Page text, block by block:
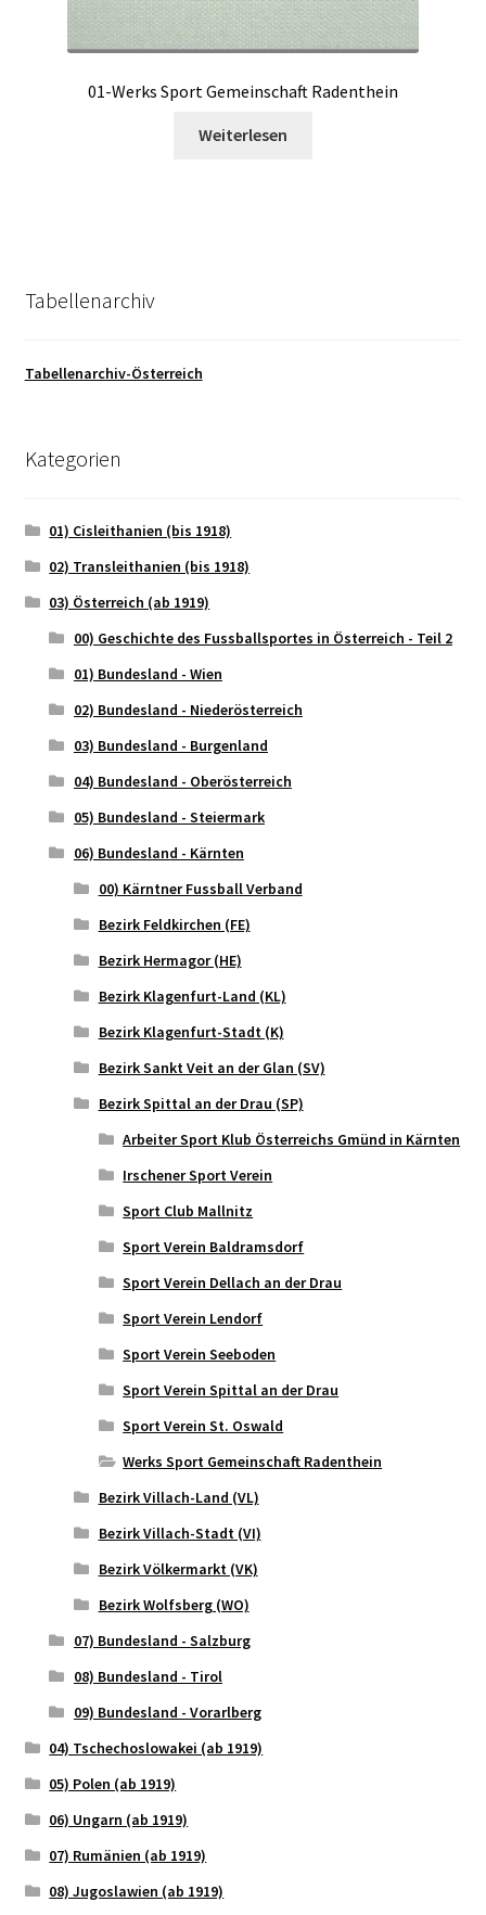
01-Werks Sport Gemeinschaft Radenthein
Weiterlesen
Tabellenarchiv
Tabellenarchiv-Österreich
Kategorien
01) Cisleithanien (bis 1918)
02) Transleithanien (bis 1918)
03) Österreich (ab 1919)
00) Geschichte des Fussballsportes in Österreich - Teil 2
01) Bundesland - Wien
02) Bundesland - Niederösterreich
03) Bundesland - Burgenland
04) Bundesland - Oberösterreich
05) Bundesland - Steiermark
06) Bundesland - Kärnten
00) Kärntner Fussball Verband
Bezirk Feldkirchen (FE)
Bezirk Hermagor (HE)
Bezirk Klagenfurt-Land (KL)
Bezirk Klagenfurt-Stadt (K)
Bezirk Sankt Veit an der Glan (SV)
Bezirk Spittal an der Drau (SP)
Arbeiter Sport Klub Österreichs Gmünd in Kärnten
Irschener Sport Verein
Sport Club Mallnitz
Sport Verein Baldramsdorf
Sport Verein Dellach an der Drau
Sport Verein Lendorf
Sport Verein Seeboden
Sport Verein Spittal an der Drau
Sport Verein St. Oswald
Werks Sport Gemeinschaft Radenthein
Bezirk Villach-Land (VL)
Bezirk Villach-Stadt (VI)
Bezirk Völkermarkt (VK)
Bezirk Wolfsberg (WO)
07) Bundesland - Salzburg
08) Bundesland - Tirol
09) Bundesland - Vorarlberg
04) Tschechoslowakei (ab 1919)
05) Polen (ab 1919)
06) Ungarn (ab 1919)
07) Rumänien (ab 1919)
08) Jugoslawien (ab 1919)